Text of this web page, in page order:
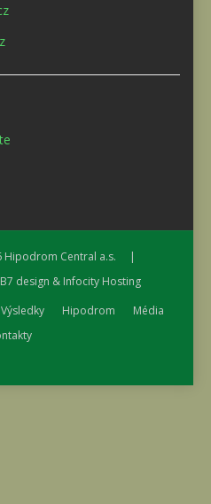
Hipodrom Central a.s. |
B7 design & Infocity Hosting
Výsledky Hipodrom
Média